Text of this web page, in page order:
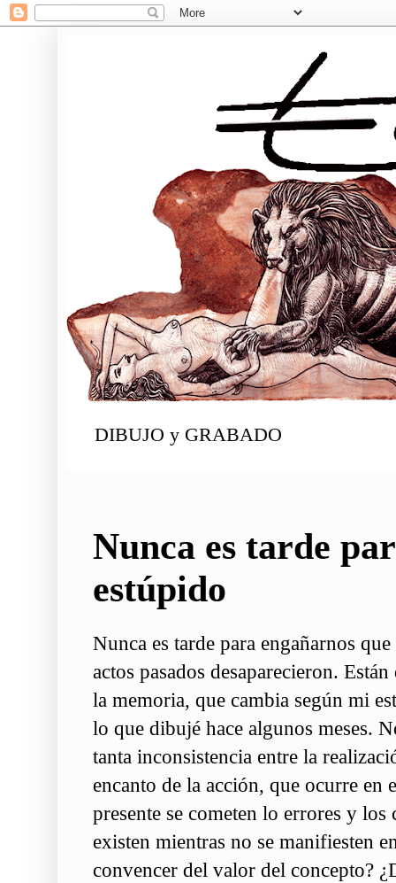
DIBUJO y GRABADO
Nunca es tarde
estúpido
Nunca es tarde para engañarnos
actos pasados desaparecieron.
la memoria, que cambia según mi
lo que dibujé hace algunos meses.
tanta inconsistencia entre la
encanto de la acción, que ocurre en
presente se cometen lo errores y los
existen mientras no se manifiesten
convencer del valor del concepto?